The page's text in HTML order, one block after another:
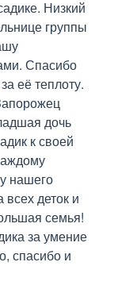
Низкий
группы
Спасибо
её теплоту.
дочь
к своей
нашего
деток и
семья!
за умение
спасибо и